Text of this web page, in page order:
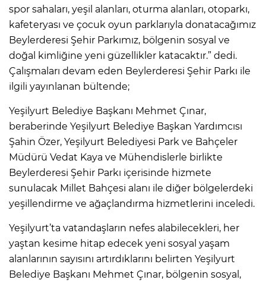
spor sahaları, yeşil alanları, oturma alanları, otoparkı,
kafeteryası ve çocuk oyun parklarıyla donatacağımız
Beylerderesi Şehir Parkımız, bölgenin sosyal ve
doğal kimliğine yeni güzellikler katacaktır.” dedi.
Çalışmaları devam eden Beylerderesi Şehir Parkı ile
ilgili yayınlanan bültende;
Yeşilyurt Belediye Başkanı Mehmet Çınar,
beraberinde Yeşilyurt Belediye Başkan Yardımcısı
Şahin Özer, Yeşilyurt Belediyesi Park ve Bahçeler
Müdürü Vedat Kaya ve Mühendislerle birlikte
Beylerderesi Şehir Parkı içerisinde hizmete
sunulacak Millet Bahçesi alanı ile diğer bölgelerdeki
yeşillendirme ve ağaçlandırma hizmetlerini inceledi.
Yeşilyurt’ta vatandaşların nefes alabilecekleri, her
yaştan kesime hitap edecek yeni sosyal yaşam
alanlarının sayısını artırdıklarını belirten Yeşilyurt
Belediye Başkanı Mehmet Çınar, bölgenin sosyal,